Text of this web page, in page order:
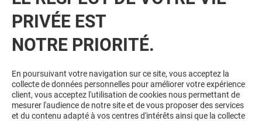
PRIVÉE EST
NOTRE PRIORITÉ.
En poursuivant votre navigation sur ce site, vous acceptez la
collecte de données personnelles pour améliorer votre expérience
client, vous acceptez l'utilisation de cookies nous permettant de
mesurer l'audience de notre site et de vous proposer des services
et du contenu adapté à vos centres d'intérêts ainsi que la collecte